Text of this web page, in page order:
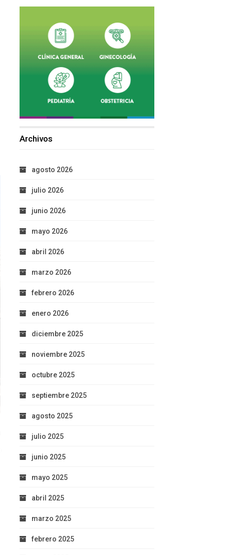
Archivos
agosto 2026
julio 2026
junio 2026
mayo 2026
abril 2026
marzo 2026
febrero 2026
enero 2026
diciembre 2025
noviembre 2025
octubre 2025
septiembre 2025
agosto 2025
julio 2025
junio 2025
mayo 2025
abril 2025
marzo 2025
febrero 2025